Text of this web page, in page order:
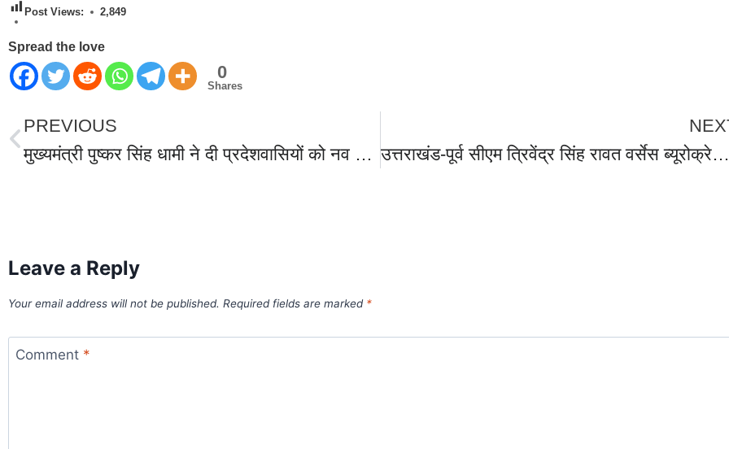
Post Views: 2,849
Spread the love
0
Shares
PREVIOUS
मुख्यमंत्री पुष्कर सिंह धामी ने दी प्रदेशवासियों को नव संवत्सर तथा चैत्र नवरात्रि की शुभकामनाएं।
उत्तराखंड-पूर्व सीएम त्रिवेंद्र सिंह रावत वर्सेस ब्यूरोक्रेट्स में बदला विवाद ,शेर कभी कुत्तों का शिकार नहीं करता, बयान पर IAS एसोसिएशन के पत्र से मची हलचल-
Leave a Reply
Your email address will not be published. Required fields are marked *
Comment *